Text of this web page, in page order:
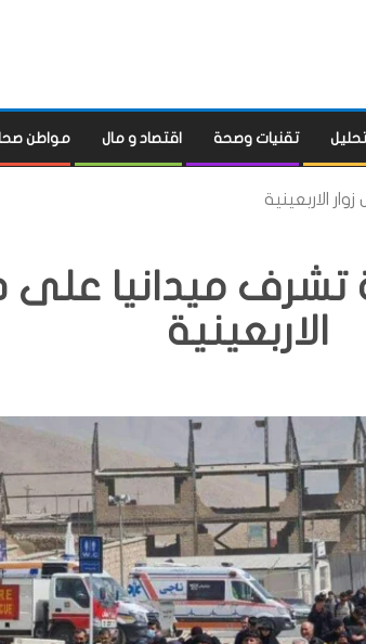
تحليل تقنيات وصحة اقتصاد و مال مواطن
الاربعينية
تشرف ميدانيا على
الاربعينية